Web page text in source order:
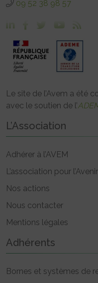
09 52 38 98 57
Le site de l’Avem a été
avec le soutien de l’
L’Association
Adhérer à l’AVEM
L’association pour
Nos actions
Nous contacter
Mentions légales
Adhérents
Bornes et systèmes de